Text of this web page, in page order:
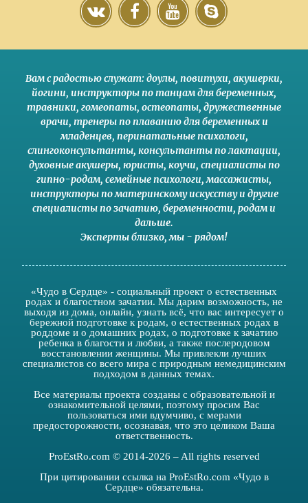
Вам с радостью служат:доулы, повитухи, акушерки,
йогини, инструкторы по танцам для беременных,
травники, гомеопаты, остеопаты, дружественные
врачи, тренеры по плаванию для беременных и
младенцев, перинатальные психологи,
слингоконсультанты, консультанты по лактации,
духовные акушеры, юристы, коучи, специалисты по
гипно-родам, семейные психологи,массажисты,
инструкторы по материнскому искусствуи другие
специалисты по зачатию, беременности, родами
дальше.
Эксперты близко,мы - рядом!
«Чудо в Сердце» - социальный проект о естественных
родах и благостном зачатии. Мы дарим возможность, не
выходя из дома, онлайн, узнать всё, что вас интересует о
бережной подготовке к родам, о естественных родах в
роддоме и о домашних родах, о подготовке к зачатию
ребенка в благости и любви, а также послеродовом
восстановлении женщины. Мы привлекли лучших
специалистов со всего мира с природным немедицинским
подходом в данных темах.
Все материалы проекта созданы с образовательной и
ознакомительной целями, поэтому просим Вас
пользоваться ими вдумчиво, с мерами
предосторожности, осознавая, что это целиком Ваша
ответственность.
ProEstRo.com © 2014-2026 – All rights reserved
При цитировании ссылка на ProEstRo.com «Чудо в
Сердце» обязательна.